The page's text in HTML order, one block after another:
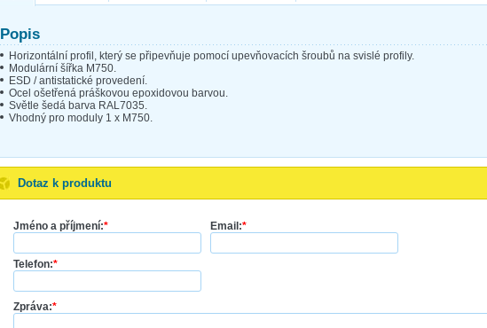
Popis
Horizontální profil, který se připevňuje pomocí upevňovacích šroubů na svislé profily.
Modulární šířka M750.
ESD / antistatické provedení.
Ocel ošetřená práškovou epoxidovou barvou.
Světle šedá barva RAL7035.
Vhodný pro moduly 1 x M750.
Dotaz k produktu
Jméno a příjmení:* Email:*
Telefon:*
Zpráva:*